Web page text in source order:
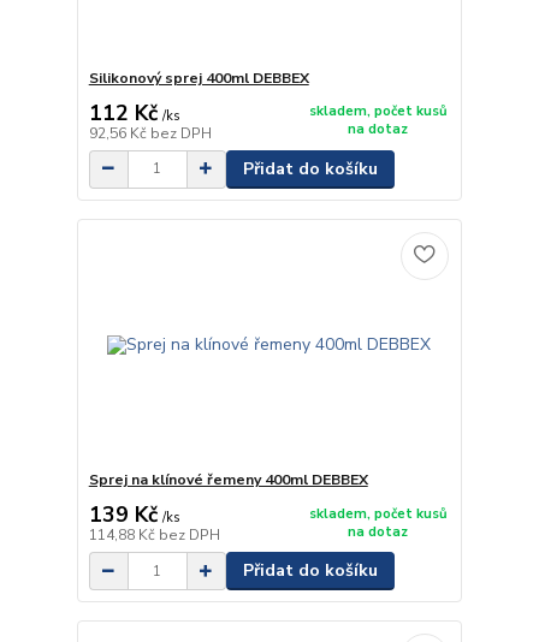
Silikonový sprej 400ml DEBBEX
112 Kč /ks
92,56 Kč bez DPH
skladem, počet kusů
na dotaz
Přidat do košíku
Sprej na klínové řemeny 400ml DEBBEX
139 Kč /ks
114,88 Kč bez DPH
skladem, počet kusů
na dotaz
Přidat do košíku